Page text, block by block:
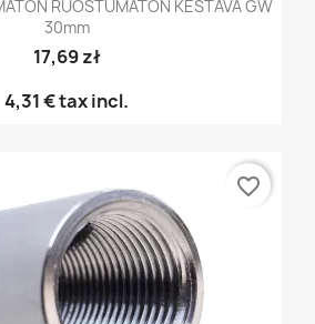
RUOSTUMATON KESTÄVÄ GW
30mm
17,69 zł
4,31 €tax incl.
favorite_border